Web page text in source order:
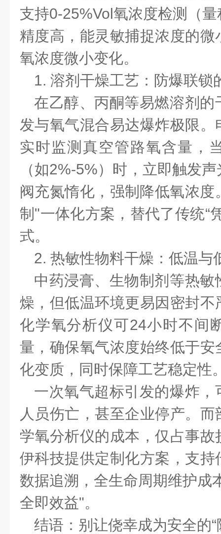
支持0-25%Vol氧浓度检测（
精度高，能灵敏捕捉浓度的微
氧浓度微小变化。
1. 溶剂干燥工艺：防爆联锁
在乙醇、丙酮等易燃溶剂的
发与氧气混合易达爆炸极限
实时监测真空管路氧含量，
（如2%-5%）时，立即触发
阀充氮惰化，强制降低氧浓度
制"一体化方案，替代了传统“
式。
2. 热敏性物料干燥：低温与
中药浸膏、生物制剂等热
燥，但低温环境更易因密封
化学氧分析仪可24小时不间
量，确保氧气浓度始终低于
化变质，同时保障工艺稳定性
一次氧气超标引发的爆炸
人员伤亡，甚至企业停产。
学氧分析仪的成本，仅占事
伊科技提供定制化方案，支
数据追溯，全生命周期维护成
全即效益"。
结语：别让侥幸成为安全的